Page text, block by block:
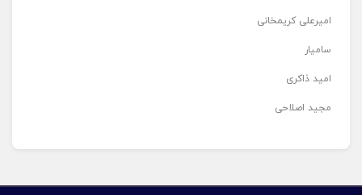
امیرعلی کریمخانی
سامیار
امید ذاکری
مجید اصلاحی